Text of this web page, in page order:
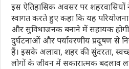
इस ऐतिहासिक अवसर पर शहरवासियों ने
स्वागत करते हुए कहा कि यह
और सुविधाजनक बनाने में सहायक
दुर्घटनाओं और पर्यावरणीय प्रदूषण से
हैं। इसके अलावा, शहर की सुंदरता,
लोगों के जीवन में सकारात्मक बदलाव